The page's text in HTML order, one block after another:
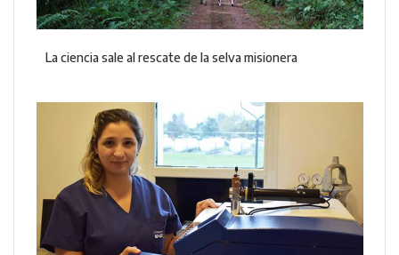
La ciencia sale al rescate de la selva misionera